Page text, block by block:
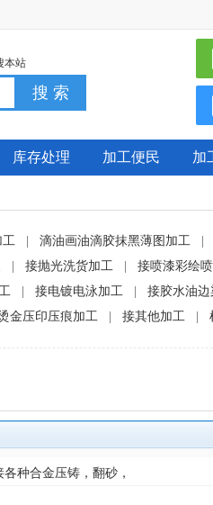
本站
库存处理 加工便民 加
工 滴油画油滴胶抹黑薄图加工
接抛光洗货加工 接喷漆彩绘
接电镀电泳加工 接胶水油
金压印压痕加工 接其他加工
种合金压铸，翻砂，